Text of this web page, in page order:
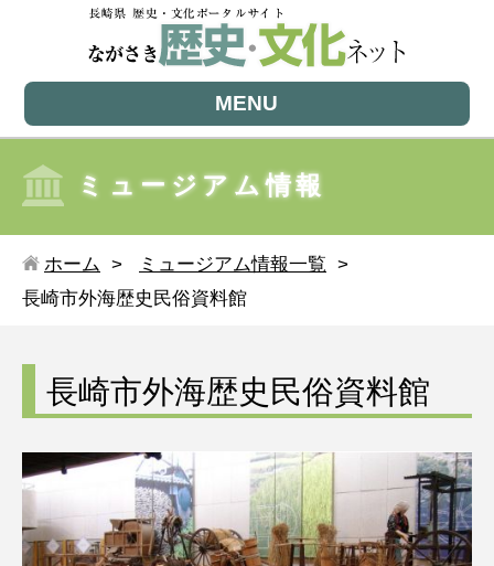
MENU
ミュージアム情報
ホーム
ミュージアム情報一覧
長崎市外海歴史民俗資料館
長崎市外海歴史民俗資料館